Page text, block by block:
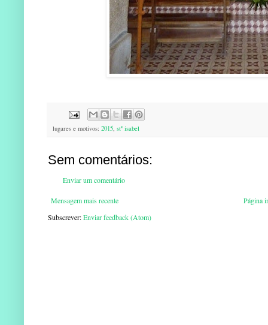
lugares e motivos: 2015, stª isabel
Sem comentários:
Enviar um comentário
Mensagem mais recente
Página
Subscrever:Enviar feedback (Atom)